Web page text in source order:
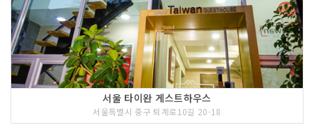
서울 타이완 게스트하우스
서울특별시 중구 퇴계로10길 20-18